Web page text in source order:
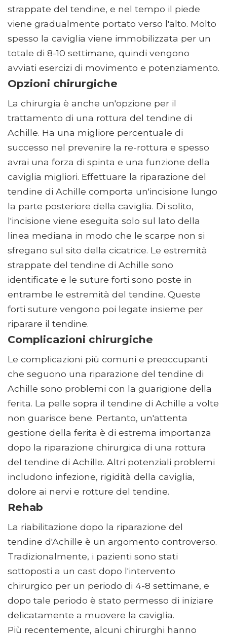
strappate del tendine, e nel tempo il piede
viene gradualmente portato verso l'alto. Molto
spesso la caviglia viene immobilizzata per un
totale di 8-10 settimane, quindi vengono
avviati esercizi di movimento e potenziamento.
Opzioni chirurgiche
La chirurgia è anche un'opzione per il
trattamento di una rottura del tendine di
Achille. Ha una migliore percentuale di
successo nel prevenire la re-rottura e spesso
avrai una forza di spinta e una funzione della
caviglia migliori. Effettuare la riparazione del
tendine di Achille comporta un'incisione lungo
la parte posteriore della caviglia. Di solito,
l'incisione viene eseguita solo sul lato della
linea mediana in modo che le scarpe non si
sfregano sul sito della cicatrice. Le estremità
strappate del tendine di Achille sono
identificate e le suture forti sono poste in
entrambe le estremità del tendine. Queste
forti suture vengono poi legate insieme per
riparare il tendine.
Complicazioni chirurgiche
Le complicazioni più comuni e preoccupanti
che seguono una riparazione del tendine di
Achille sono problemi con la guarigione della
ferita. La pelle sopra il tendine di Achille a volte
non guarisce bene. Pertanto, un'attenta
gestione della ferita è di estrema importanza
dopo la riparazione chirurgica di una rottura
del tendine di Achille. Altri potenziali problemi
includono infezione, rigidità della caviglia,
dolore ai nervi e rotture del tendine.
Rehab
La riabilitazione dopo la riparazione del
tendine d'Achille è un argomento controverso.
Tradizionalmente, i pazienti sono stati
sottoposti a un cast dopo l'intervento
chirurgico per un periodo di 4-8 settimane, e
dopo tale periodo è stato permesso di iniziare
delicatamente a muovere la caviglia.
Più recentemente, alcuni chirurghi hanno